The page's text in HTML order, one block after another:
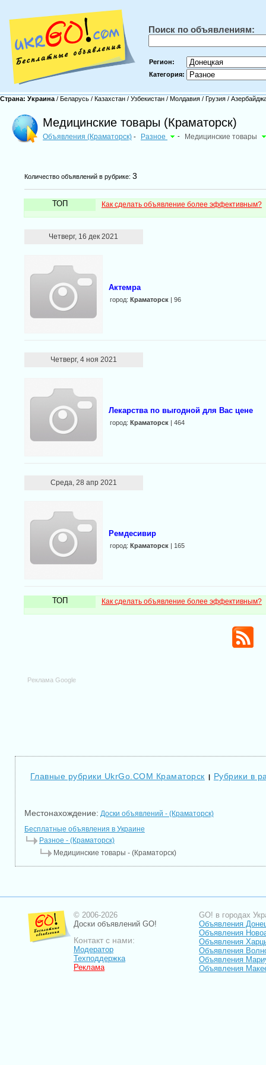
Поиск по объявлениям:
Регион:
Категория:
Страна: Украина / Беларусь / Казахстан / Узбекистан / Молдавия / Грузия /
Медицинские товары (Краматорск)
Объявления (Краматорск) - Разное - Медицинские товары
Количество объявлений в рубрике: 3
ТОП Как сделать объявление более эффективным?
Четверг, 16 дек 2021
Актемра
город: Краматорск| 96
Четверг, 4 ноя 2021
Лекарства по выгодной для Вас цене
город: Краматорск| 464
Среда, 28 апр 2021
Ремдесивир
город: Краматорск| 165
ТОП Как сделать объявление более эффективным?
Реклама Google
Главные рубрики UkrGo.COM Краматорск | Рубрики в
Местонахождение: Доски объявлений - (Краматорск)
Бесплатные объявления в Украине
Разное - (Краматорск)
Медицинские товары - (Краматорск)
© 2006-2026
Доски объявлений GO!
Контакт с нами:
Модератор
Техподдержка
Реклама
GO! в городах
Объявления
Объявления
Объявления
Объявления
Объявления
Объявления